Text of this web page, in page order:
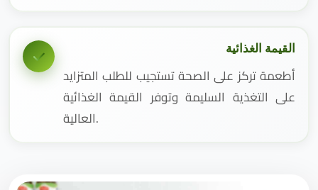
القيمة الغذائية
أطعمة تركز على الصحة تستجيب للطلب المتزايد
على التغذية السليمة وتوفر القيمة الغذائية
العالية.